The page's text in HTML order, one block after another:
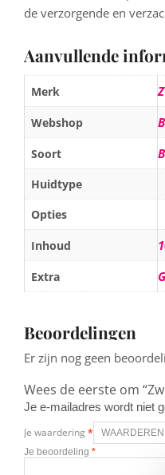
de verzorgende en
Aanvullende
Merk
Webshop
Soort
Huidtype
Opties
Inhoud
Extra
Beoordelingen
Er zijn nog geen
Wees de eerste om
Je e-mailadres wordt niet
Je waardering *
Je beoordeling *